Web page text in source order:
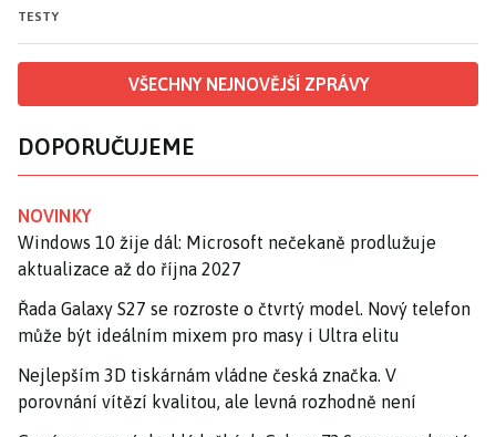
TESTY
VŠECHNY NEJNOVĚJŠÍ ZPRÁVY
DOPORUČUJEME
NOVINKY
Windows 10 žije dál: Microsoft nečekaně prodlužuje
aktualizace až do října 2027
Řada Galaxy S27 se rozroste o čtvrtý model. Nový telefon
může být ideálním mixem pro masy i Ultra elitu
Nejlepším 3D tiskárnám vládne česká značka. V
porovnání vítězí kvalitou, ale levná rozhodně není